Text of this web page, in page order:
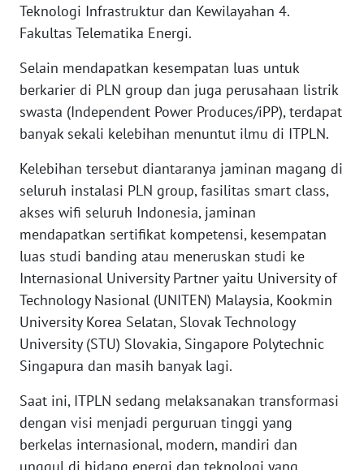
Teknologi Infrastruktur dan Kewilayahan 4.
Fakultas Telematika Energi.
Selain mendapatkan kesempatan luas untuk
berkarier di PLN group dan juga perusahaan listrik
swasta (Independent Power Produces/iPP), terdapat
banyak sekali kelebihan menuntut ilmu di ITPLN.
Kelebihan tersebut diantaranya jaminan magang di
seluruh instalasi PLN group, fasilitas smart class,
akses wifi seluruh Indonesia, jaminan
mendapatkan sertifikat kompetensi, kesempatan
luas studi banding atau meneruskan studi ke
Internasional University Partner yaitu University of
Technology Nasional (UNITEN) Malaysia, Kookmin
University Korea Selatan, Slovak Technology
University (STU) Slovakia, Singapore Polytechnic
Singapura dan masih banyak lagi.
Saat ini, ITPLN sedang melaksanakan transformasi
dengan visi menjadi perguruan tinggi yang
berkelas internasional, modern, mandiri dan
SULTENG
WN
WN
BABEL
WN
SUMBAR
WN
SUMSEL
WN
BENGKULU
WN
LAMPUNG
WN
JATENG